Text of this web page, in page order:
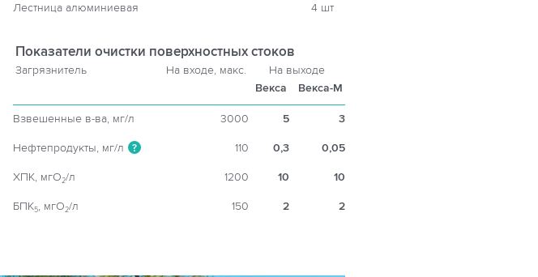
Лестница алюминиевая 4 шт
Показатели очистки поверхностных стоков
Загрязнитель На входе, макс.
На выходе
Векса
Векса-М
Взвешенные в-ва, мг/л 3000 5 3
Нефтепродукты, мг/л ? 110 0,3 0,05
ХПК, мгO2/л 1200 10 10
БПК5, мгO2/л 150 2 2